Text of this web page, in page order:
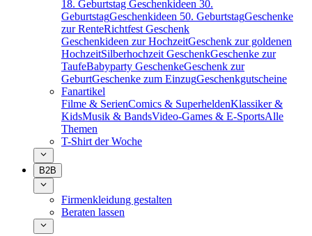
18. Geburtstag Geschenkideen 30.
GeburtstagGeschenkideen 50. GeburtstagGeschenke
zur RenteRichtfest Geschenk
Geschenkideen zur HochzeitGeschenk zur goldenen
HochzeitSilberhochzeit GeschenkGeschenke zur
TaufeBabyparty GeschenkeGeschenk zur
GeburtGeschenke zum EinzugGeschenkgutscheine
Fanartikel
Filme & SerienComics & SuperheldenKlassiker &
KidsMusik & BandsVideo-Games & E-SportsAlle
Themen
T-Shirt der Woche
B2B
Firmenkleidung gestalten
Beraten lassen